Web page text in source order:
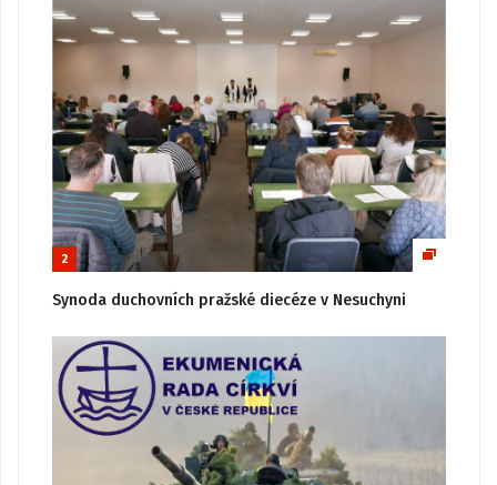
2
Synoda duchovních pražské diecéze v Nesuchyni